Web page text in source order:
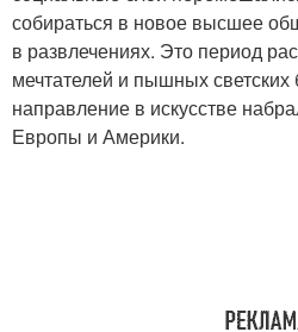
собираться в новое высшее
в развлечениях. Это период
мечтателей и пышных
направление в искусстве
Европы и Америки.